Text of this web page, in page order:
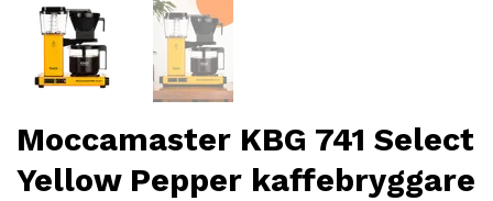
Moccamaster KBG 741 Select
Yellow Pepper kaffebryggare